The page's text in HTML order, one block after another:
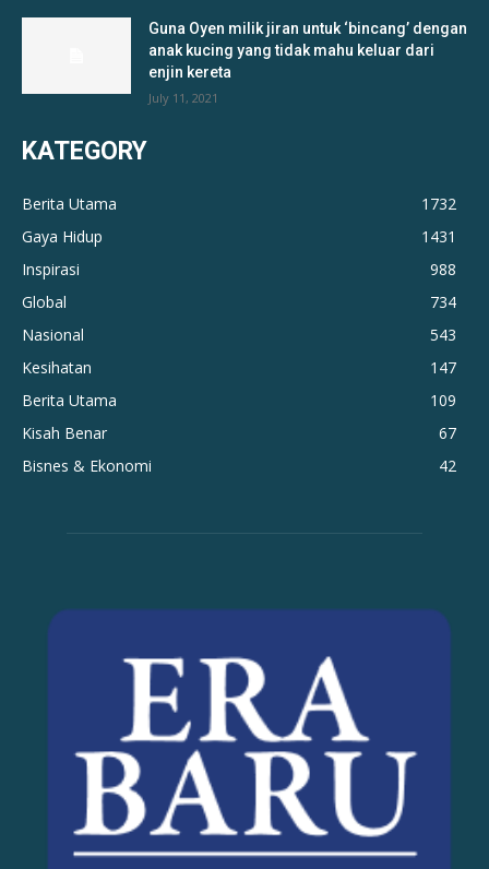
Guna Oyen milik jiran untuk ‘bincang’ dengan
anak kucing yang tidak mahu keluar dari
enjin kereta
July 11, 2021
KATEGORY
Berita Utama
1732
Gaya Hidup
1431
Inspirasi
988
Global
734
Nasional
543
Kesihatan
147
Berita Utama
109
Kisah Benar
67
Bisnes & Ekonomi
42